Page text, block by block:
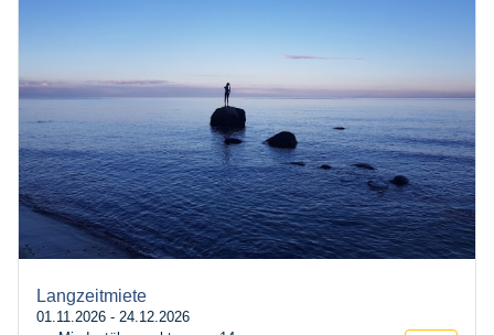
Langzeitmiete
01.11.2026 - 24.12.2026